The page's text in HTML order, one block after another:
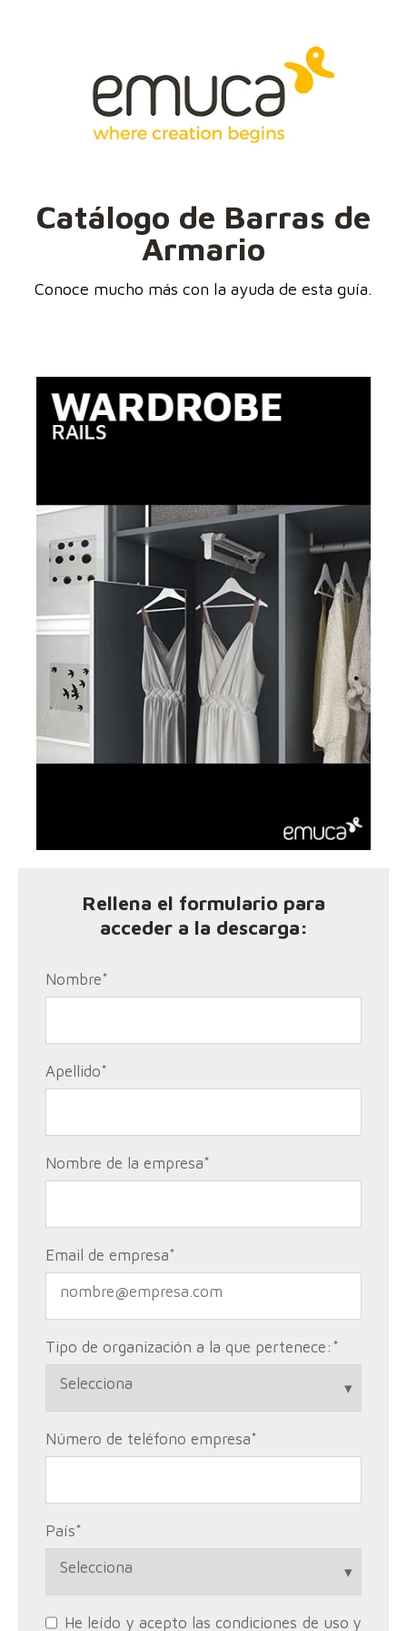
Catálogo de Barras de
Armario
Conoce mucho más con la ayuda de esta guía.
Rellena el formulario para
acceder a la descarga:
Nombre*
Apellido*
Nombre de la empresa*
Email de empresa*
Tipo de organización a la que pertenece: *
Número de teléfono empresa*
País*
He leído y acepto las condiciones de uso y